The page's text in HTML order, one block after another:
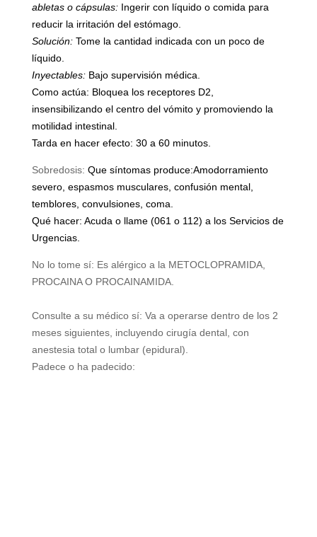
abletas o cápsulas:Ingerir con líquido o comida para
reducir la irritación del estómago.
Solución:Tome la cantidad indicada con un poco de
líquido.
Inyectables:Bajo supervisión médica.
Como actúa: Bloquea los receptores D2,
insensibilizando el centro del vómito y promoviendo la
motilidad intestinal.
Tarda en hacer efecto: 30 a 60 minutos.
Sobredosis: Que síntomas produce:Amodorramiento
severo, espasmos musculares, confusión mental,
temblores, convulsiones, coma.
Qué hacer: Acuda o llame (061 o 112) a los Servicios de
Urgencias.
No lo tome sí: Es alérgico a la METOCLOPRAMIDA,
PROCAINA O PROCAINAMIDA.
Consulte a su médico sí: Va a operarse dentro de los 2
meses siguientes, incluyendo cirugía dental, con
anestesia total o lumbar (epidural).
Padece o ha padecido: